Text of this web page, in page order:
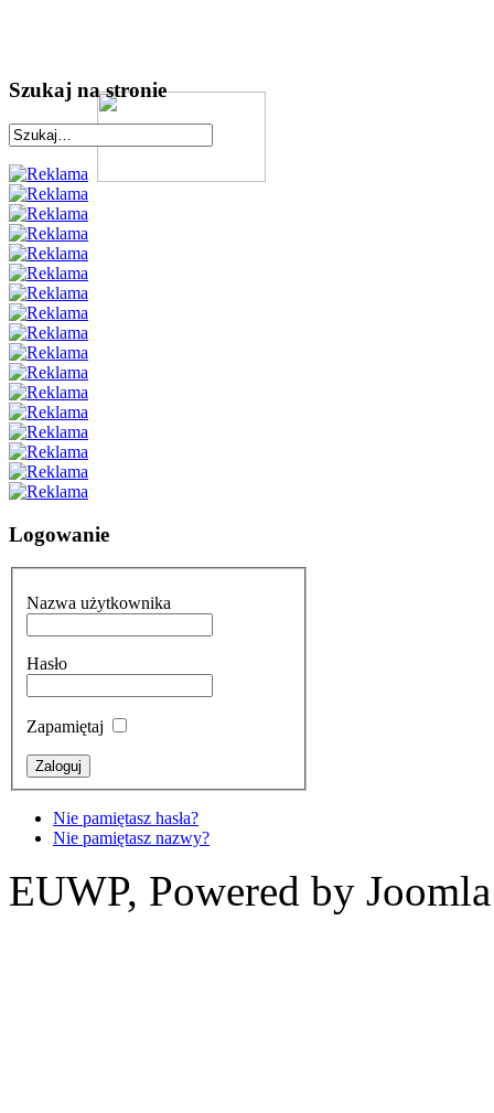
Szukaj na stronie
Logowanie
Nazwa użytkownika
Hasło
Zapamiętaj
Nie pamiętasz hasła?
Nie pamiętasz nazwy?
EUWP, Powered by